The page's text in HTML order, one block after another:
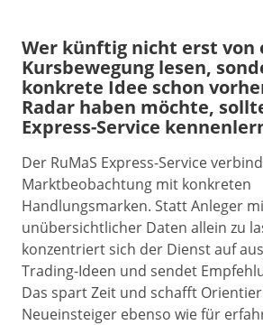
Wer künftig nicht erst von
Kursbewegung lesen,
konkrete Idee schon
Radar haben möchte,
Express-Service
Der RuMaS Express-Service
Marktbeobachtung mit konkreten
Handlungsmarken. Statt Anleger
unübersichtlicher Daten allein zu
konzentriert sich der Dienst auf
Trading-Ideen und sendet
Das spart Zeit und schafft
Neueinsteiger ebenso wie für